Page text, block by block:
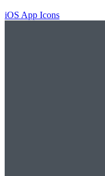
iOS App Icons